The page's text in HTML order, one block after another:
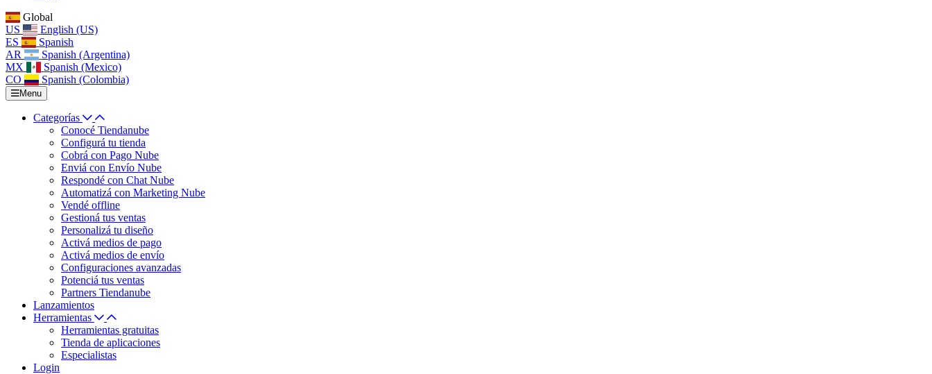
Global
US
English (US)
ES
Spanish
AR
Spanish (Argentina)
MX
Spanish (Mexico)
CO
Spanish (Colombia)
Menu
Categorías
Conocé Tiendanube
Configurá tu tienda
Cobrá con Pago Nube
Enviá con Envío Nube
Respondé con Chat Nube
Automatizá con Marketing Nube
Vendé offline
Gestioná tus ventas
Personalizá tu diseño
Activá medios de pago
Activá medios de envío
Configuraciones avanzadas
Potenciá tus ventas
Partners Tiendanube
Lanzamientos
Herramientas
Herramientas gratuitas
Tienda de aplicaciones
Especialistas
Login